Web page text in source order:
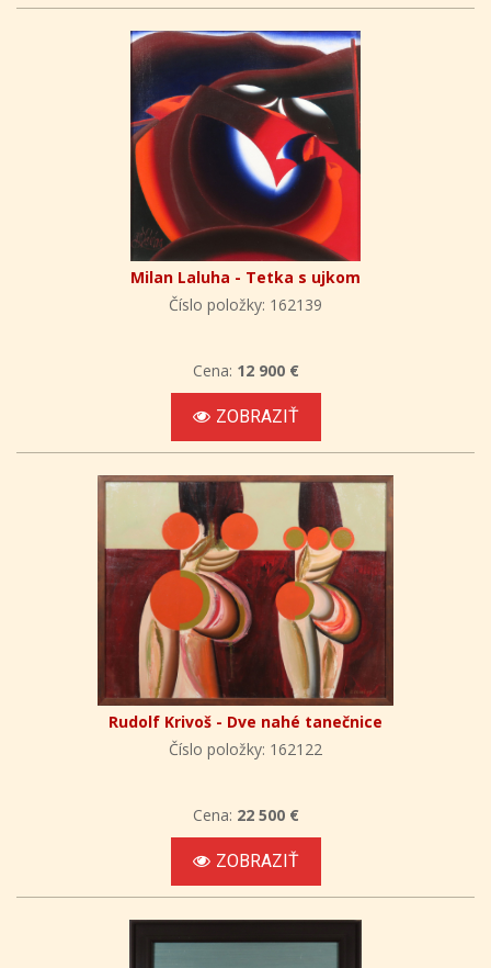
Milan Laluha - Tetka s ujkom
Číslo položky: 162139
Cena: 12 900 €
ZOBRAZIŤ
Rudolf Krivoš - Dve nahé tanečnice
Číslo položky: 162122
Cena: 22 500 €
ZOBRAZIŤ